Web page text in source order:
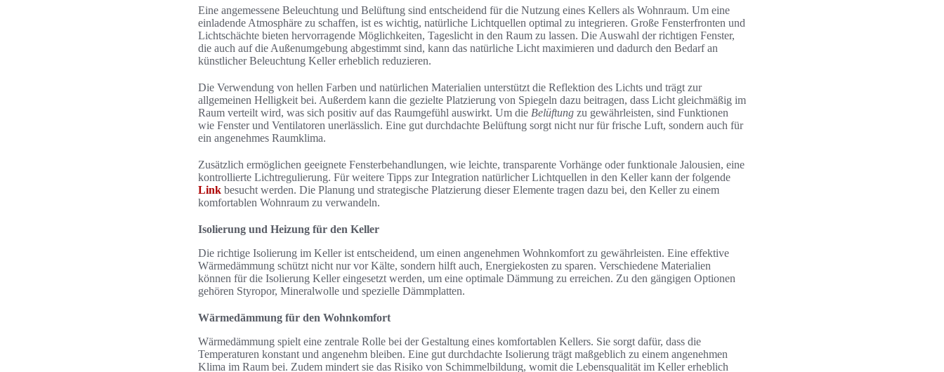
Eine angemessene Beleuchtung und Belüftung sind entscheidend für die Nutzung eines Kellers als Wohnraum. Um eine
einladende Atmosphäre zu schaffen, ist es wichtig, natürliche Lichtquellen optimal zu integrieren. Große Fensterfronten und
Lichtschächte bieten hervorragende Möglichkeiten, Tageslicht in den Raum zu lassen. Die Auswahl der richtigen Fenster,
die auch auf die Außenumgebung abgestimmt sind, kann das natürliche Licht maximieren und dadurch den Bedarf an
künstlicher Beleuchtung Keller erheblich reduzieren.
Die Verwendung von hellen Farben und natürlichen Materialien unterstützt die Reflektion des Lichts und trägt zur
allgemeinen Helligkeit bei. Außerdem kann die gezielte Platzierung von Spiegeln dazu beitragen, dass Licht gleichmäßig im
Raum verteilt wird, was sich positiv auf das Raumgefühl auswirkt. Um die Belüftung zu gewährleisten, sind Funktionen
wie Fenster und Ventilatoren unerlässlich. Eine gut durchdachte Belüftung sorgt nicht nur für frische Luft, sondern auch für
ein angenehmes Raumklima.
Zusätzlich ermöglichen geeignete Fensterbehandlungen, wie leichte, transparente Vorhänge oder funktionale Jalousien, eine
kontrollierte Lichtregulierung. Für weitere Tipps zur Integration natürlicher Lichtquellen in den Keller kann der folgende
Link besucht werden. Die Planung und strategische Platzierung dieser Elemente tragen dazu bei, den Keller zu einem
komfortablen Wohnraum zu verwandeln.
Isolierung und Heizung für den Keller
Die richtige Isolierung im Keller ist entscheidend, um einen angenehmen Wohnkomfort zu gewährleisten. Eine effektive
Wärmedämmung schützt nicht nur vor Kälte, sondern hilft auch, Energiekosten zu sparen. Verschiedene Materialien
können für die Isolierung Keller eingesetzt werden, um eine optimale Dämmung zu erreichen. Zu den gängigen Optionen
gehören Styropor, Mineralwolle und spezielle Dämmplatten.
Wärmedämmung für den Wohnkomfort
Wärmedämmung spielt eine zentrale Rolle bei der Gestaltung eines komfortablen Kellers. Sie sorgt dafür, dass die
Temperaturen konstant und angenehm bleiben. Eine gut durchdachte Isolierung trägt maßgeblich zu einem angenehmen
Klima im Raum bei. Zudem mindert sie das Risiko von Schimmelbildung, womit die Lebensqualität im Keller erheblich